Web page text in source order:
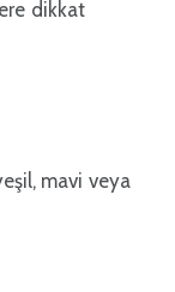
dikkat
mavi veya